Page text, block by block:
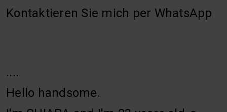
Kontaktieren Sie mich per WhatsApp
....
Hello handsome.